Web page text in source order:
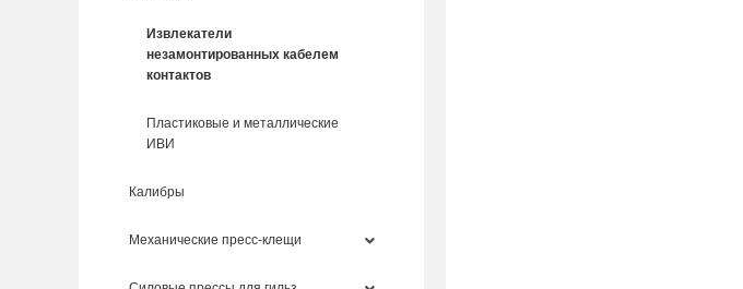
Извлекатели
незамонтированных кабелем
контактов
Пластиковые и металлические
ИВИ
Калибры
Механические пресс-клещи